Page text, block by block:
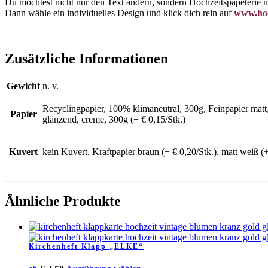
Dann wähle ein individuelles Design und klick dich rein auf
Zusätzliche Informationen
Gewicht n. v.
Papier
Recyclingpapier, 100% klimaneutral, 300g, Feinpapier
glänzend, creme, 300g (+ € 0,15/Stk.)
Kuvert kein Kuvert, Kraftpapier braun (+ € 0,20/Stk.), matt weiß
Ähnliche Produkte
Kirchenheft Klapp „ELKE“